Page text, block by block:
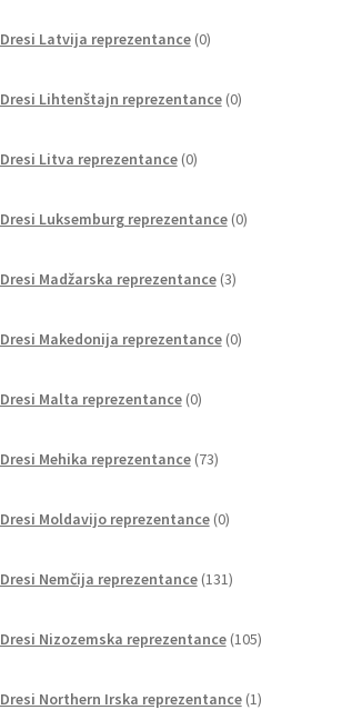
Dresi Latvija reprezentance 0izdelkov
Dresi Lihtenštajn reprezentance 0izdelkov
Dresi Litva reprezentance 0izdelkov
Dresi Luksemburg reprezentance 0izdelkov
Dresi Madžarska reprezentance 3izdelki
Dresi Makedonija reprezentance 0izdelkov
Dresi Malta reprezentance 0izdelkov
Dresi Mehika reprezentance 73izdelkov
Dresi Moldavijo reprezentance 0izdelkov
Dresi Nemčija reprezentance 131izdelkov
Dresi Nizozemska reprezentance 105izdelkov
Dresi Northern Irska reprezentance 1izdelek